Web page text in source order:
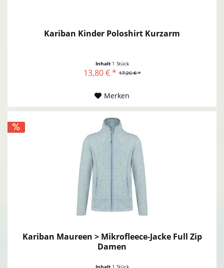
Kariban Kinder Poloshirt Kurzarm
Inhalt 1 Stück
17,26 € *
13,80 € *
Merken
Kariban Maureen > Mikrofleece-Jacke Full Zip
Damen
Inhalt 1 Stück